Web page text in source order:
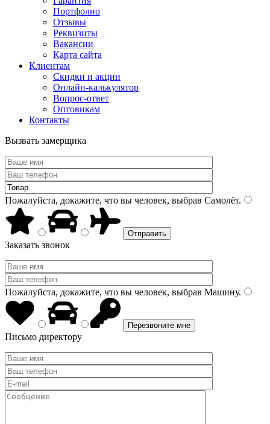
Портфолио
Отзывы
Реквизиты
Вакансии
Карта сайта
Клиентам
Скидки и акции
Онлайн-калькулятор
Вопрос-ответ
Оптовикам
Контакты
Вызвать замерщика
Пожалуйста, докажите, что вы человек, выбрав Самолёт.
Заказать звонок
Пожалуйста, докажите, что вы человек, выбрав Машину.
Письмо директору